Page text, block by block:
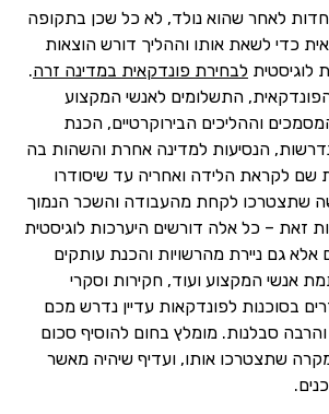
לאחר שהוא נולד, לא כל שכן בתקופה
כדי לשאת אותו וההליך דורש הוצאות
לוגיסטית לבחירת פונדקאית במדינה זרה.
התשלומים לאנשי המקצוע
וההליכים הבירוקרטיים, הכנת
הנסיעות למדינה אחרת והשהות בה
שם לקראת הלידה ואחריה עד שיסודרו
שתצטרכו לקחת מהעבודה והשכר הנמוך
זאת – כל אלה דורשים היערכות לוגיסטית
גם ניירת מהרשויות והכנת עותקים
אנשי המקצוע ועוד, חקירות וסקרי
בסוכנות לפונדקאות עדיין נדרש מכם
סבלנות. מומלץ בחום להוסיף סכום
שתצטרכו אותו, ועדיף שיהיה מאשר